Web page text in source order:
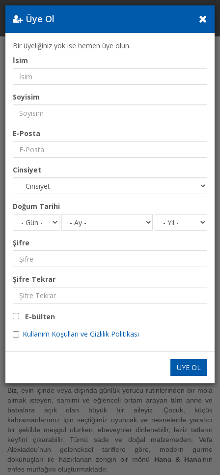
Anasayfa Eğlence Hana & Hana
Hana & Hana
Çocuk Eğlence Merkezi & Cafe-Bar
EĞLENCE
Yunanistan » Alexandroupolis
kalitenin vurgulandığı, çocukların eğlenmesi ve ebeveynlerin
Biz, evin içinde veya dışında günlük yorucu rutinlerinden bir mola
almak isteyen, samimi ve eğlenceli ortam arayan tüm anne ve
babalara açık olan büyük bir aileyiz. Çocuk, küçük
kahramanlarımız için seçtiğimiz oyuncak ve nesnelerde yaratıcı
bir şekilde meşgul olurken, ebeveynler dinlenebilir, leziz tatların
keyfini çıkarabilir.Tümü sade ve doğal malzemeden,Vefa
Alexiadou’nun geleneksel tariflere göre, modern gurme
dokunuşları ile hazırlanan zengin bir mönü Hana & Hana’nın
enfes mutfağını oluşturmaktadır.
Üye Ol
Bir üyeliğiniz yok ise hemen üye olun.
İsim
Soyisim
E-Posta
Cinsiyet
Doğum Tarihi
Şifre
Şifre Tekrar
E-bülten
Kullanım Koşulları ve Gizlilik Politikası
ÜYE OL